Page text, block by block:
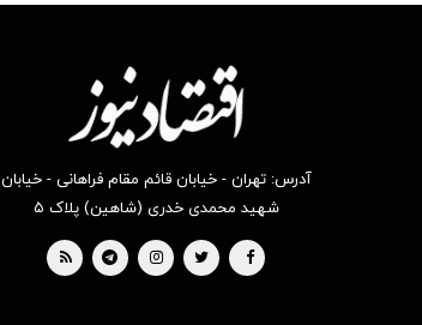
آدرس: تهران - خیابان قائم مقام فراهانی - خیابان
شهید محمدی خدری (شاهین) پلاک ۵